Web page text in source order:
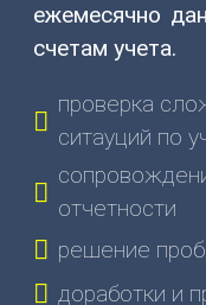
274-
80-
gov-
603003
Нижний
Новгород,
ежемесячно
счетам учета.
проверка
ситауций по
отчетности
решение
доработки и